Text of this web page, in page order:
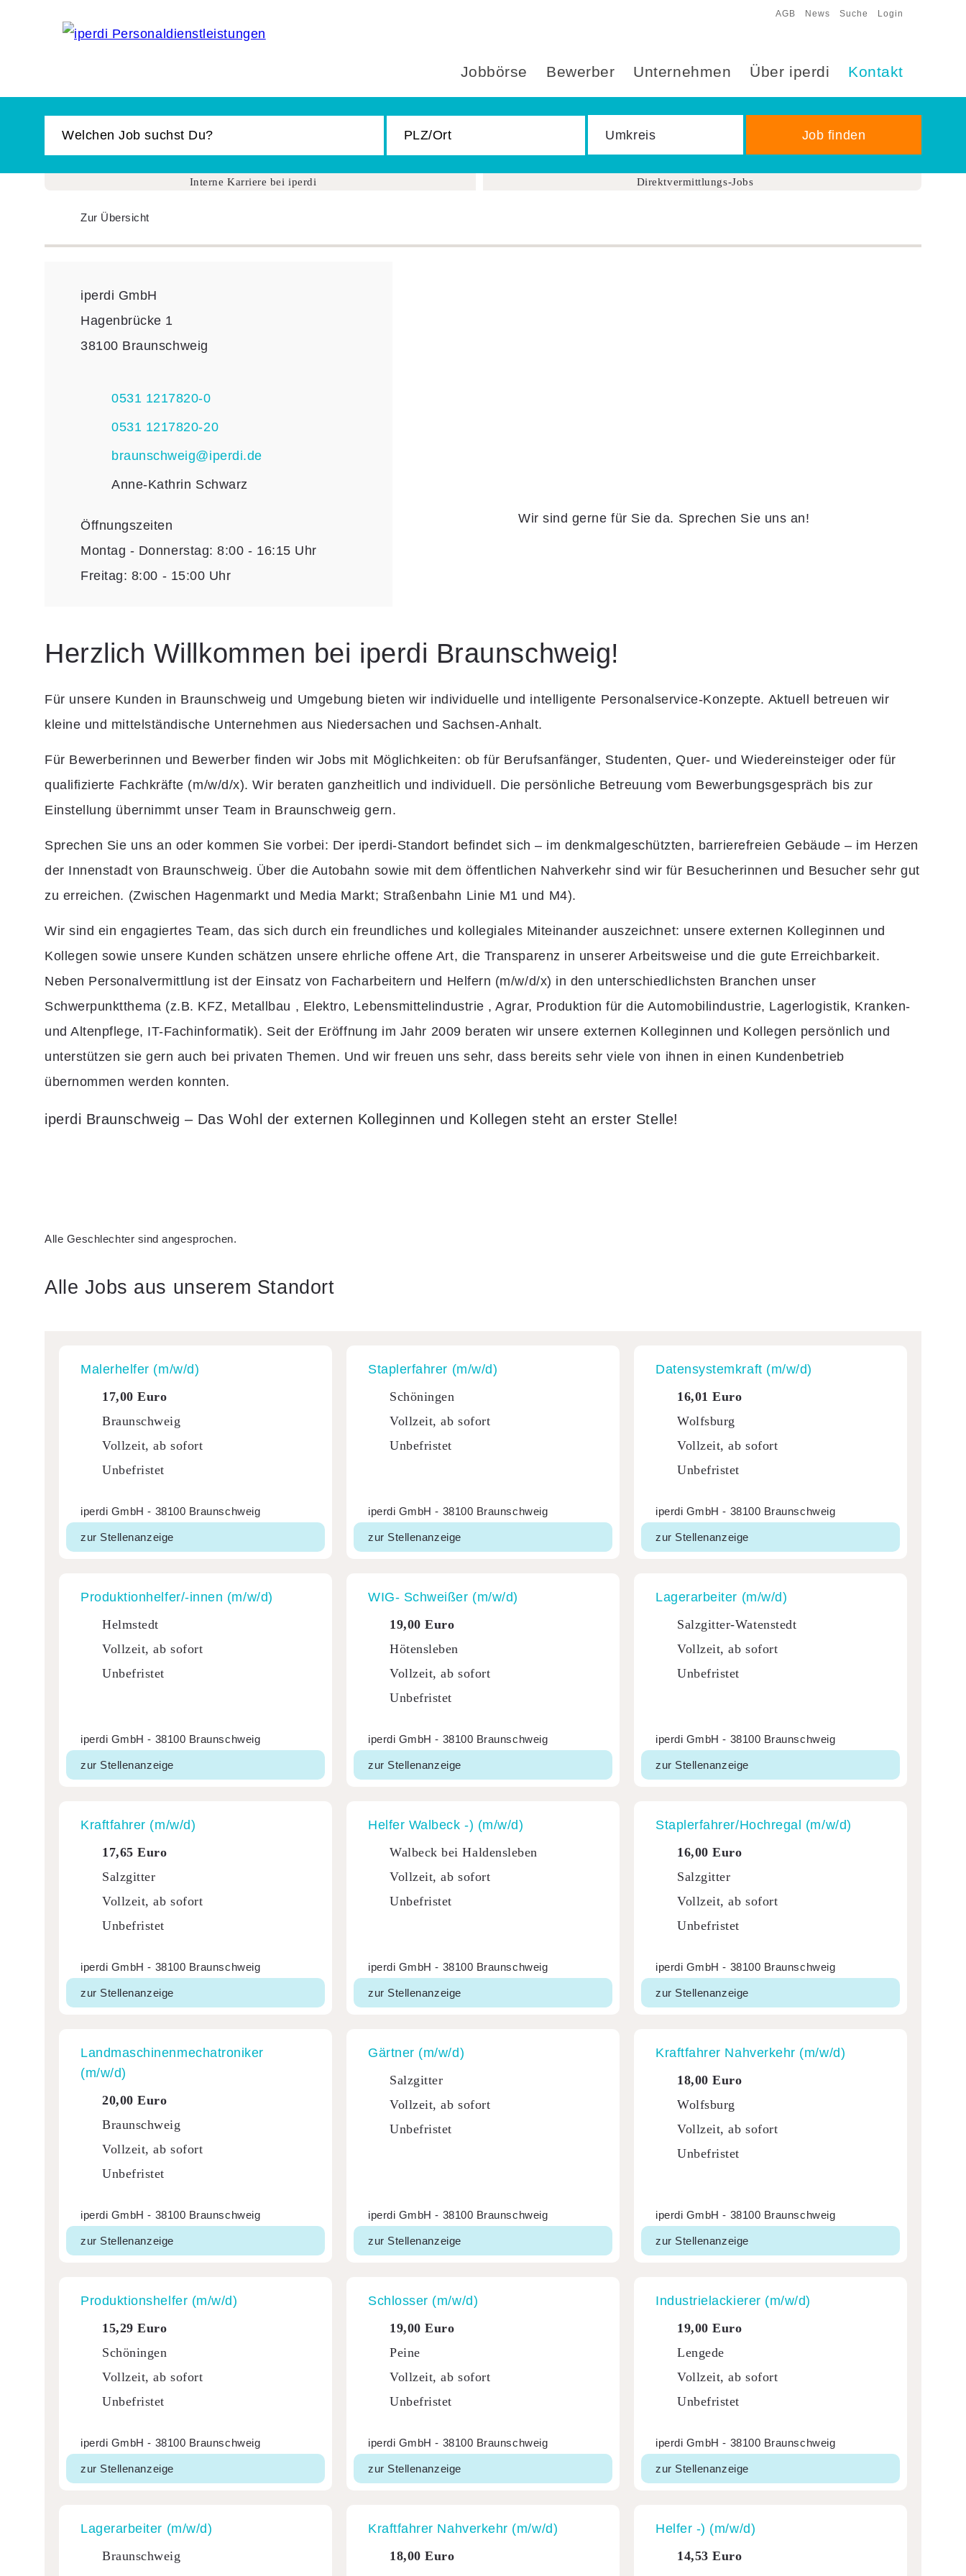
AGB News Suche Login
Jobbörse Bewerber Unternehmen Über iperdi Kontakt
Interne Karriere bei iperdi Direktvermittlungs-Jobs
Zur Übersicht
iperdi GmbH
Hagenbrücke 1
38100 Braunschweig
0531 1217820-0
0531 1217820-20
braunschweig@iperdi.de
Anne-Kathrin Schwarz
Öffnungszeiten
Montag - Donnerstag: 8:00 - 16:15 Uhr
Freitag: 8:00 - 15:00 Uhr
Wir sind gerne für Sie da. Sprechen Sie uns an!
Herzlich Willkommen bei iperdi Braunschweig!
Für unsere Kunden in Braunschweig und Umgebung bieten wir individuelle und intelligente Personalservice-Konzepte. Aktuell betreuen wir
kleine und mittelständische Unternehmen aus Niedersachen und Sachsen-Anhalt.
Für Bewerberinnen und Bewerber finden wir Jobs mit Möglichkeiten: ob für Berufsanfänger, Studenten, Quer- und Wiedereinsteiger oder für
qualifizierte Fachkräfte (m/w/d/x). Wir beraten ganzheitlich und individuell. Die persönliche Betreuung vom Bewerbungsgespräch bis zur
Einstellung übernimmt unser Team in Braunschweig gern.
Sprechen Sie uns an oder kommen Sie vorbei: Der iperdi-Standort befindet sich – im denkmalgeschützten, barrierefreien Gebäude – im Herzen
der Innenstadt von Braunschweig. Über die Autobahn sowie mit dem öffentlichen Nahverkehr sind wir für Besucherinnen und Besucher sehr gut
zu erreichen. (Zwischen Hagenmarkt und Media Markt; Straßenbahn Linie M1 und M4).
Wir sind ein engagiertes Team, das sich durch ein freundliches und kollegiales Miteinander auszeichnet: unsere externen Kolleginnen und
Kollegen sowie unsere Kunden schätzen unsere ehrliche offene Art, die Transparenz in unserer Arbeitsweise und die gute Erreichbarkeit.
Neben Personalvermittlung ist der Einsatz von Facharbeitern und Helfern (m/w/d/x) in den unterschiedlichsten Branchen unser
Schwerpunktthema (z.B. KFZ, Metallbau , Elektro, Lebensmittelindustrie , Agrar, Produktion für die Automobilindustrie, Lagerlogistik, Kranken-
und Altenpflege, IT-Fachinformatik). Seit der Eröffnung im Jahr 2009 beraten wir unsere externen Kolleginnen und Kollegen persönlich und
unterstützen sie gern auch bei privaten Themen. Und wir freuen uns sehr, dass bereits sehr viele von ihnen in einen Kundenbetrieb
übernommen werden konnten.
iperdi Braunschweig – Das Wohl der externen Kolleginnen und Kollegen steht an erster Stelle!
Alle Geschlechter sind angesprochen.
Alle Jobs aus unserem Standort
Maler­helfer (m/w/d)
17,00 Euro
Braunschweig
Vollzeit, ab sofort
Unbefristet
iperdi GmbH - 38100 Braunschweig
zur Stellenanzeige
Stap­ler­fahrer (m/w/d)
Schöningen
Vollzeit, ab sofort
Unbefristet
iperdi GmbH - 38100 Braunschweig
zur Stellenanzeige
Daten­sys­tem­kraft (m/w/d)
16,01 Euro
Wolfsburg
Vollzeit, ab sofort
Unbefristet
iperdi GmbH - 38100 Braunschweig
zur Stellenanzeige
Produk­tion­hel­fer/-innen (m/w/d)
Helmstedt
Vollzeit, ab sofort
Unbefristet
iperdi GmbH - 38100 Braunschweig
zur Stellenanzeige
WIG- Schweißer (m/w/d)
19,00 Euro
Hötensleben
Vollzeit, ab sofort
Unbefristet
iperdi GmbH - 38100 Braunschweig
zur Stellenanzeige
Lager­ar­beiter (m/w/d)
Salzgitter-Watenstedt
Vollzeit, ab sofort
Unbefristet
iperdi GmbH - 38100 Braunschweig
zur Stellenanzeige
Kraft­fahrer (m/w/d)
17,65 Euro
Salzgitter
Vollzeit, ab sofort
Unbefristet
iperdi GmbH - 38100 Braunschweig
zur Stellenanzeige
Helfer Walbeck -) (m/w/d)
Walbeck bei Haldensleben
Vollzeit, ab sofort
Unbefristet
iperdi GmbH - 38100 Braunschweig
zur Stellenanzeige
Stap­ler­fah­rer/Hoch­regal (m/w/d)
16,00 Euro
Salzgitter
Vollzeit, ab sofort
Unbefristet
iperdi GmbH - 38100 Braunschweig
zur Stellenanzeige
Land­ma­schi­nen­me­cha­tro­niker
(m/w/d)
20,00 Euro
Braunschweig
Vollzeit, ab sofort
Unbefristet
iperdi GmbH - 38100 Braunschweig
zur Stellenanzeige
Gärtner (m/w/d)
Salzgitter
Vollzeit, ab sofort
Unbefristet
iperdi GmbH - 38100 Braunschweig
zur Stellenanzeige
Kraft­fahrer Nahver­kehr (m/w/d)
18,00 Euro
Wolfsburg
Vollzeit, ab sofort
Unbefristet
iperdi GmbH - 38100 Braunschweig
zur Stellenanzeige
Produk­ti­ons­helfer (m/w/d)
15,29 Euro
Schöningen
Vollzeit, ab sofort
Unbefristet
iperdi GmbH - 38100 Braunschweig
zur Stellenanzeige
Schlosser (m/w/d)
19,00 Euro
Peine
Vollzeit, ab sofort
Unbefristet
iperdi GmbH - 38100 Braunschweig
zur Stellenanzeige
Indus­tri­e­la­ckierer (m/w/d)
19,00 Euro
Lengede
Vollzeit, ab sofort
Unbefristet
iperdi GmbH - 38100 Braunschweig
zur Stellenanzeige
Lager­ar­beiter (m/w/d)
Braunschweig
Kraft­fahrer Nahver­kehr (m/w/d)
18,00 Euro
Helfer -) (m/w/d)
14,53 Euro
Unternehmen
iperdi in Deiner Nähe